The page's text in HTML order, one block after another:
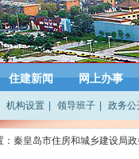
住建新闻 网上办事
机构设置 领导班子 政务公
秦皇岛市住房和城乡建设局政